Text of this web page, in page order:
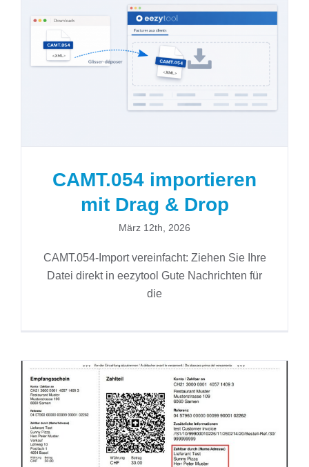
CAMT.054 importieren mit Drag
& Drop
CAMT.054 importieren
mit Drag & Drop
März 12th, 2026
CAMT.054-Import vereinfacht: Ziehen Sie Ihre
Datei direkt in eezytool Gute Nachrichten für
die
Welche Adressdaten werden im
QR-Code verwendet?